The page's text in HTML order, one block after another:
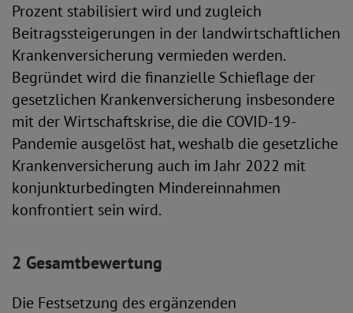
Prozent stabilisiert wird und zugleich
Beitragssteigerungen in der landwirtschaftlichen
Krankenversicherung vermieden werden.
Begründet wird die finanzielle Schieflage der
gesetzlichen Krankenversicherung insbesondere
mit der Wirtschaftskrise, die die COVID-19-
Pandemie ausgelöst hat, weshalb die gesetzliche
Krankenversicherung auch im Jahr 2022 mit
konjunkturbedingten Mindereinnahmen
konfrontiert sein wird.
2 Gesamtbewertung
Die Festsetzung des ergänzenden